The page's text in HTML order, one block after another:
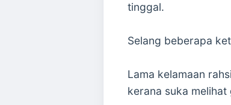
tinggal.
Selang beberapa
Lama kelamaan
kerana suka